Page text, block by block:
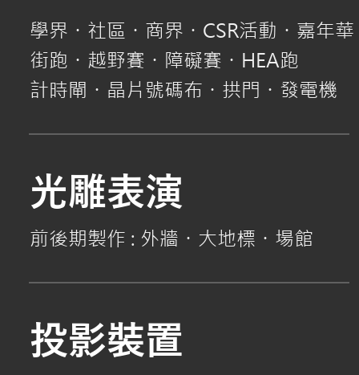
學界 ・ 社區 ・ 商界 ・ CSR活動 ・ 嘉年華
街跑 ・ 越野賽 ・ 障礙賽 ・ HEA跑
計時閘 ・ 晶片號碼布 ・ 拱門 ・ 發電機
光雕表演
前後期製作 : 外牆 ・ 大地標 ・ 場館
投影裝置